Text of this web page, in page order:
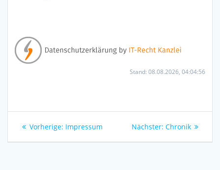
Stand: 08.08.2026, 04:04:56
Beitragsnavigation
Vorherige: Vorheriger
Impressum Nächster: Nächster
Chronik